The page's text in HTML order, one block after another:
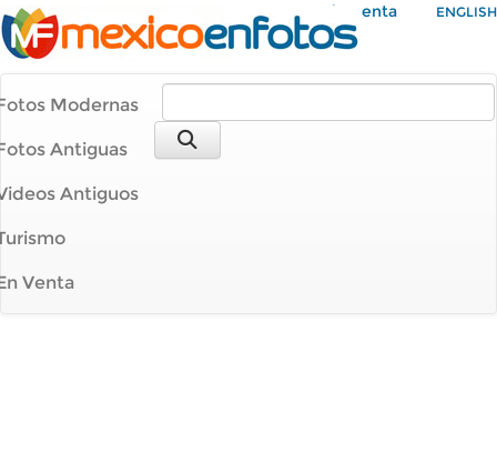
Mi Cuenta ENGLISH
Modernas
Antiguas
Antiguos
Venta